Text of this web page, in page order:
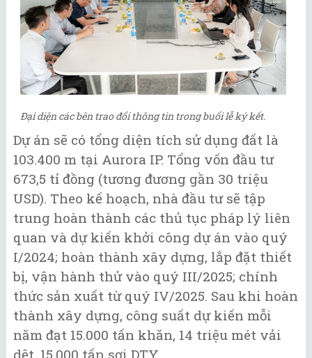
Đại diện các bên trao đổi thông tin trong buổi lễ ký kết.
Dự án sẽ có tổng diện tích sử dụng đất là
103.400 m tại Aurora IP. Tổng vốn đầu tư
673,5 tỉ đồng (tương đương gần 30 triệu
USD). Theo kế hoạch, nhà đầu tư sẽ tập
trung hoàn thành các thủ tục pháp lý liên
quan và dự kiến khởi công dự án vào quý
I/2024; hoàn thành xây dựng, lắp đặt thiết
bị, vận hành thử vào quý III/2025; chính
thức sản xuất từ quý IV/2025. Sau khi hoàn
thành xây dựng, công suất dự kiến mỗi
năm đạt 15.000 tấn khăn, 14 triệu mét vải
dệt, 15.000 tấn sợi DTY.